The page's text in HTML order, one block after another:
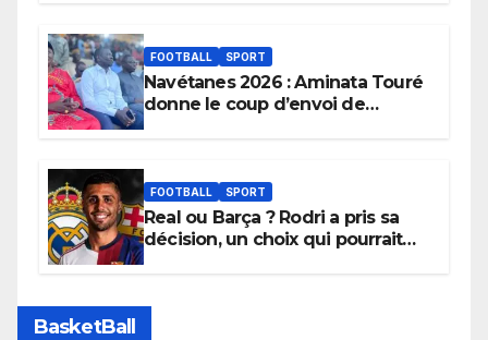
FOOTBALL SPORT
Navétanes 2026 : Aminata Touré
donne le coup d’envoi de
apaisées.
FOOTBALL SPORT
Real ou Barça ? Rodri a pris sa
décision, un choix qui pourrait
BasketBall